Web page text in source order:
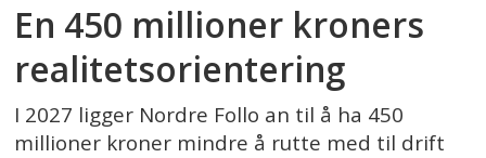
En 450 millioner kroners
realitetsorientering
I 2027 ligger Nordre Follo an til å ha 450
millioner kroner mindre å rutte med til drift